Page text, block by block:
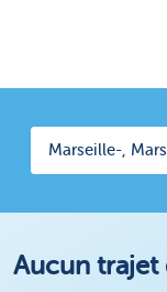
Aucun trajet